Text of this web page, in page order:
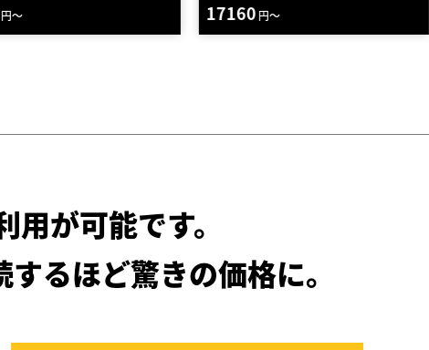
円～ 17490円～
が可能です。
するほど驚きの価格に。